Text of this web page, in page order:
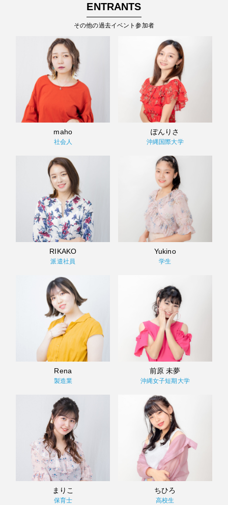
ENTRANTS
その他の過去イベント参加者
maho
社会人
ぽんりさ
沖縄国際大学
RIKAKO
派遣社員
Yukino
学生
Rena
製造業
前原 未夢
沖縄女子短期大学
まりこ
保育士
ちひろ
高校生